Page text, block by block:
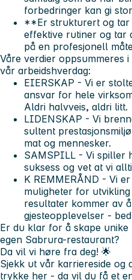
forbedringer kan gi
**Er strukturert og
effektive rutiner og tar
på en profesjonell
Våre verdier oppsummeres
vår arbeidshverdag:
EIERSKAP - Vi er
ansvar for hele
Aldri halvveis, aldri litt.
LIDENSKAP - Vi
sultent
mat og mennesker.
SAMSPILL - Vi spiller
suksess og vet at vi
K REMMERÅND - Vi
muligheter for
resultater kommer av
gjesteopplevelser -
Er du klar for å skape
egen Sabrura-restaurant?
Da vil vi høre fra deg! 🌟
Sjekk ut vår karriereside og
trykke her - da vil du få et